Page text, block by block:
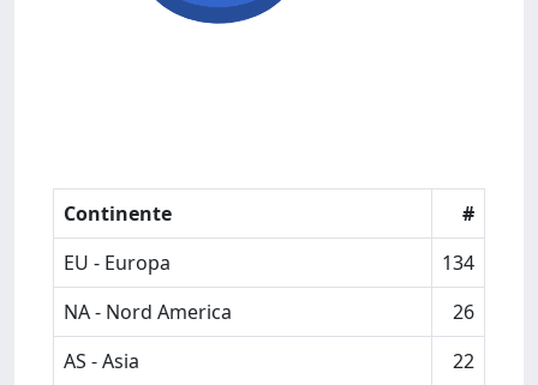
Continente
#
EU - Europa
134
NA - Nord America
26
AS - Asia
22